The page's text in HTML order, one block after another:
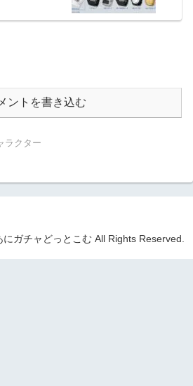
ントを書き込む
ラクター
ガチャどっとこむ All Rights Reserved.